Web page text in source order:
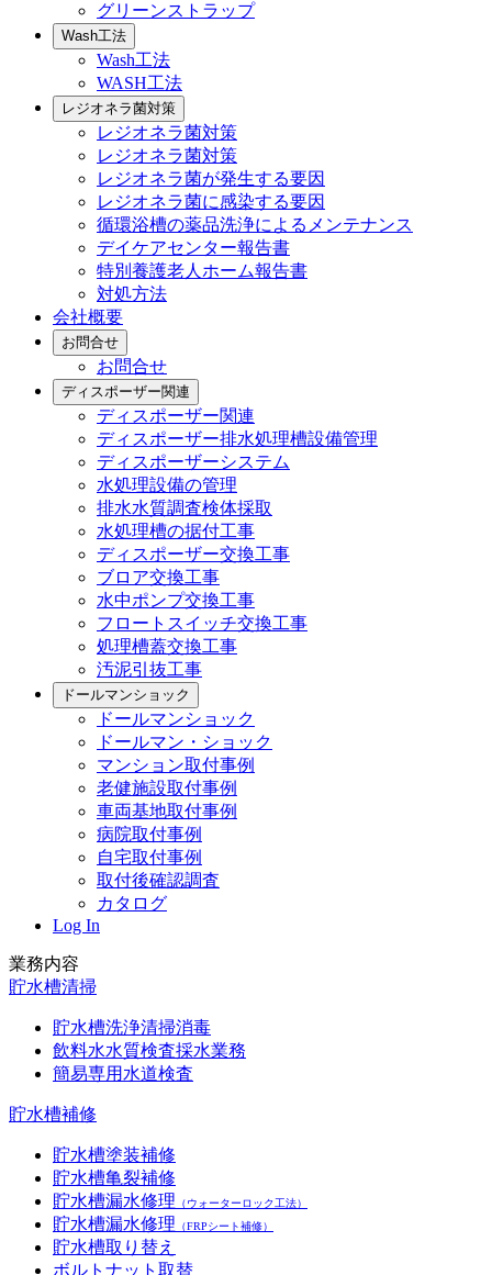
グリーンストラップ
Wash工法
Wash工法
WASH工法
レジオネラ菌対策
レジオネラ菌対策
レジオネラ菌対策
レジオネラ菌が発生する要因
レジオネラ菌に感染する要因
循環浴槽の薬品洗浄によるメンテナンス
デイケアセンター報告書
特別養護老人ホーム報告書
対処方法
会社概要
お問合せ
お問合せ
ディスポーザー関連
ディスポーザー関連
ディスポーザー排水処理槽設備管理
ディスポーザーシステム
水処理設備の管理
排水水質調査検体採取
水処理槽の据付工事
ディスポーザー交換工事
ブロア交換工事
水中ポンプ交換工事
フロートスイッチ交換工事
処理槽蓋交換工事
汚泥引抜工事
ドールマンショック
ドールマンショック
ドールマン・ショック
マンション取付事例
老健施設取付事例
車両基地取付事例
病院取付事例
自宅取付事例
取付後確認調査
カタログ
Log In
業務内容
貯水槽清掃
貯水槽洗浄清掃消毒
飲料水水質検査採水業務
簡易専用水道検査
貯水槽補修
貯水槽塗装補修
貯水槽亀裂補修
貯水槽漏水修理 （ウォーターロック工法）
貯水槽漏水修理 （FRPシート補修）
貯水槽取り替え
ボルトナット取替